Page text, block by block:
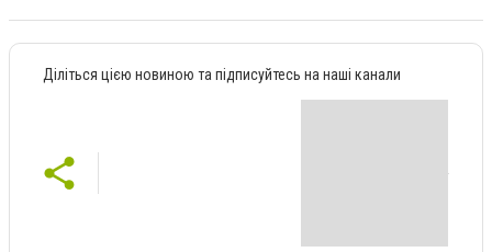
Діліться цією новиною та підписуйтесь на наші канали